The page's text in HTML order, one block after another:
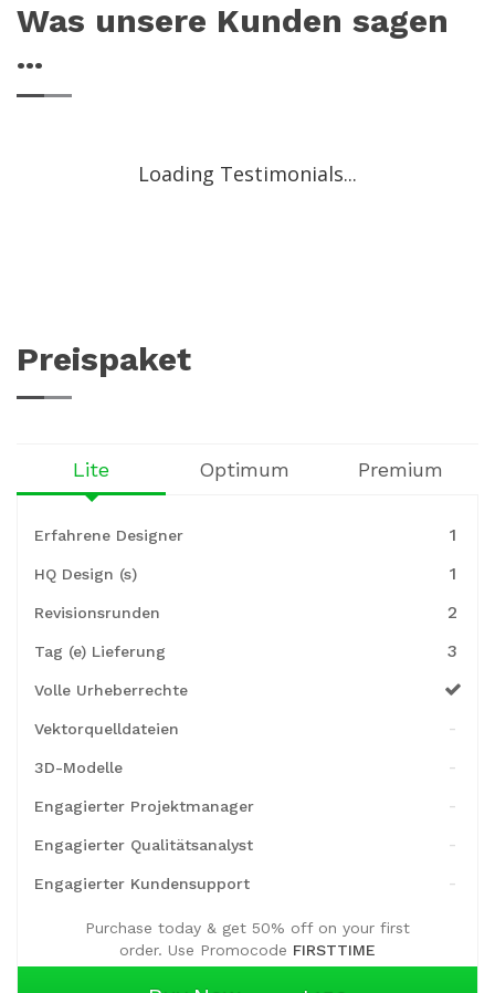
Was unsere Kunden sagen
...
Loading Testimonials...
Preispaket
Lite Optimum Premium
Erfahrene Designer 1
HQ Design (s) 1
Revisionsrunden 2
Tag (e) Lieferung 3
Volle Urheberrechte
Vektorquelldateien -
3D-Modelle -
Engagierter Projektmanager -
Engagierter Qualitätsanalyst -
Engagierter Kundensupport -
Purchase today & get 50% off on your first
order. Use Promocode FIRSTTIME